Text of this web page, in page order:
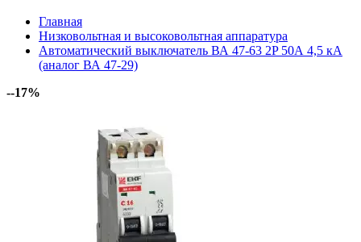
Главная
Низковольтная и высоковольтная аппаратура
Автоматический выключатель ВА 47-63 2P 50А 4,5 кА
(аналог ВА 47-29)
--17%